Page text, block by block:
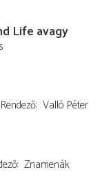
Life avagy
Rendező Valló Péter
Znamenák